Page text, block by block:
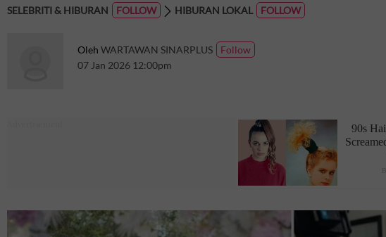
SELEBRITI & HIBURAN HIBURAN LOKAL
Oleh WARTAWAN SINARPLUS
07 Jan 2026 12:00pm